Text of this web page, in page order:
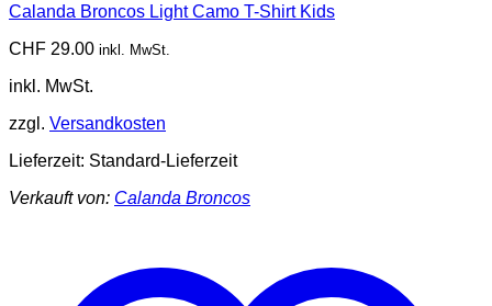
Calanda Broncos Light Camo T-Shirt Kids
CHF 29.00 inkl. MwSt.
inkl. MwSt.
zzgl. Versandkosten
Lieferzeit: Standard-Lieferzeit
Verkauft von: Calanda Broncos